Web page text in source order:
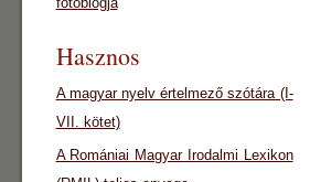
Hasznos
A magyar nyelv értelmező szótára (I-
VII. kötet)
A Romániai Magyar Irodalmi Lexikon